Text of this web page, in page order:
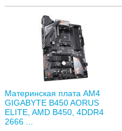
Материнская плата AM4
GIGABYTE B450 AORUS
ELITE, AMD B450, 4DDR4
2666 ...